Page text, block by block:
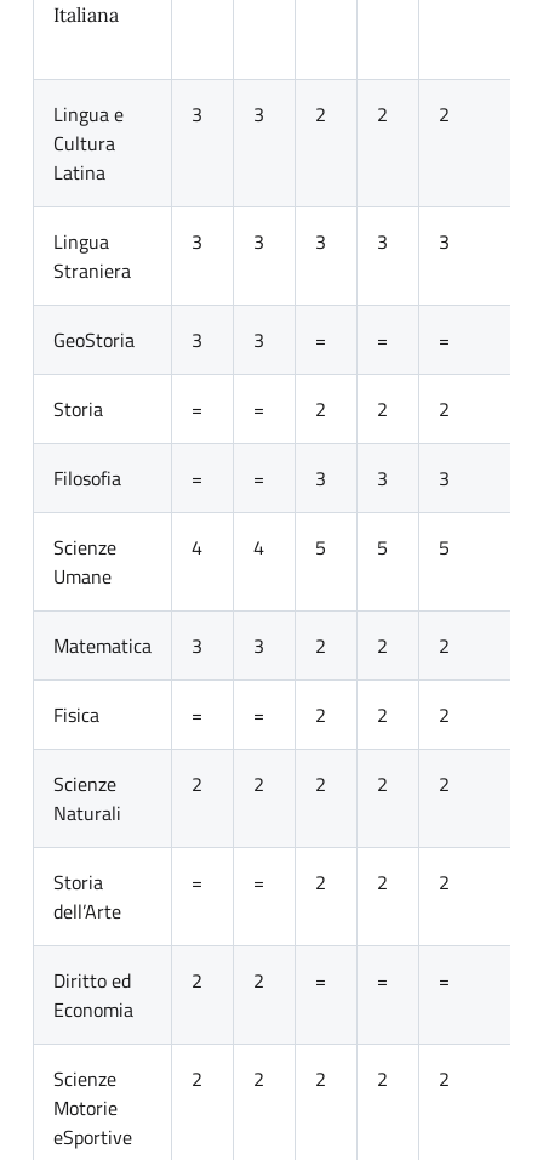
Italiana
Lingua e
Cultura
Latina
3 3 2 2 2
Lingua
Straniera
3 3 3 3 3
GeoStoria 3 3 = = =
Storia = = 2 2 2
Filosofia = = 3 3 3
Scienze
Umane
4 4 5 5 5
Matematica 3 3 2 2 2
Fisica = = 2 2 2
Scienze
Naturali
2 2 2 2 2
Storia
dell’Arte
= = 2 2 2
Diritto ed
Economia
2 2 = = =
Scienze
Motorie
eSportive
2 2 2 2 2